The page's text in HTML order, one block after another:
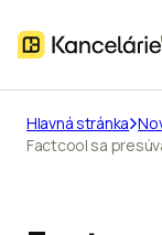
Hlavná stránka
Factcool sa